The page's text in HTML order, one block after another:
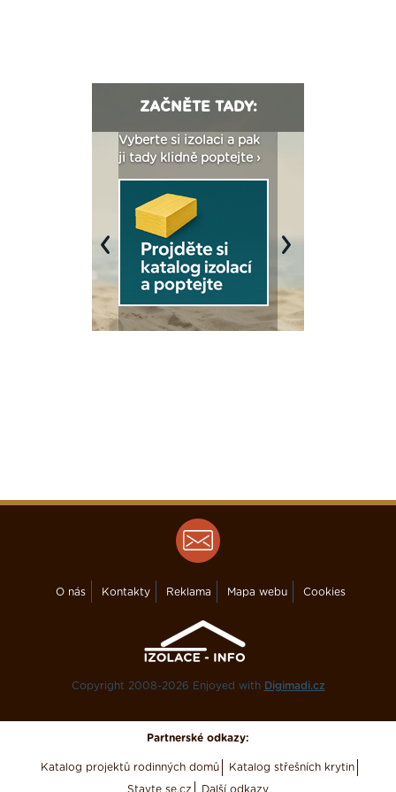
ZAČNĚTE TADY:
Vyberte si izolaci a pak
ji tady klidně poptejte ›
Previous Next
O nás Kontakty Reklama Mapa webu Cookies
Copyright 2008-2026 Enjoyed with Digimadi.cz
Partnerské odkazy:
Katalog projektů rodinných domů Katalog střešních krytin
Stavte se.cz Další odkazy